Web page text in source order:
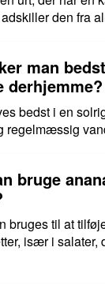
den fra
man bedst
derhjemme?
bedst i en
regelmæssig
bruge
bruges til at
især i salater,